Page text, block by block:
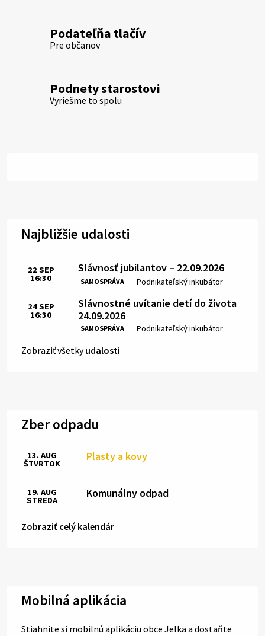
Podateľňa tlačív
Pre občanov
Podnety starostovi
Vyriešme to spolu
Najbližšie udalosti
Slávnosť jubilantov – 22.09.2026
SAMOSPRÁVA Miesto:
Podnikateľský inkubátor
Čas:
22 SEP
16:30
Slávnostné uvítanie detí do života
24.09.2026
SAMOSPRÁVA Miesto:
Podnikateľský inkubátor
Čas:
24SEP
16:30
Zobraziť všetkyudalosti
Zber odpadu
Plasty a kovy
13. AUG
ŠTVRTOK
Komunálny odpad
19. AUG
STREDA
Zobraziť celý kalendár
Mobilná aplikácia
Stiahnite si mobilnú aplikáciu obce Jelka a dostaňte